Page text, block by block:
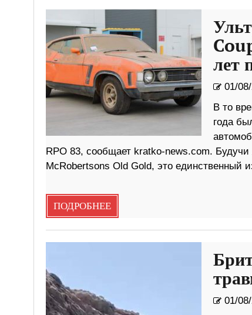
лет
01/
В то
года
RPO 83, сообщает kratko-news.com.
McRobertsons Old Gold, это единственный
ПОДРОБНЕЕ
01/